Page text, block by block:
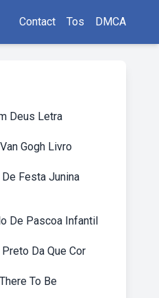
Contact Tos DMCA
Deus Letra
Gogh Livro
Festa Junina
De Pascoa Infantil
Da Que Cor
To Be